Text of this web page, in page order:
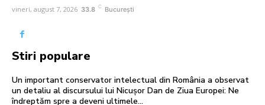
vineri, august 7, 2026 33.8 C București
Stiri populare
Un important conservator intelectual din România a observat
un detaliu al discursului lui Nicușor Dan de Ziua Europei: Ne
îndreptăm spre a deveni ultimele...